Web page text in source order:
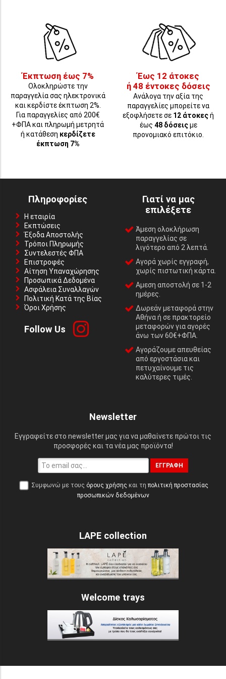
Έκπτωση έως 7%
Ολοκληρώστε την
παραγγελία σας ηλεκτρονικά
και κερδίστε έκπτωση 2%.
Για παραγγελίες από 200€
+ΦΠΑ και πληρωμή μετρητά
ή κατάθεση κερδίζετε
έκπτωση 7%
Έως 12 άτοκες
ή 48 έντοκες δόσεις
Ανάλογα την αξία της
παραγγελίες μπορείτε να
εξοφλήσετε σε 12 άτοκεςή
έως 48 δόσειςμε
προνομιακό επιτόκιο.
Πληροφορίες
Η εταιρία
Εκπτώσεις
Έξοδα Αποστολής
Τρόποι Πληρωμής
Συντελεστές ΦΠΑ
Επιστροφές
Αίτηση Υπαναχώρησης
Προσωπικά Δεδομένα
Ασφάλεια Συναλλαγών
Πολιτική Κατά της Βίας
Όροι Χρήσης
Follow Us
Γιατί να μας
επιλέξετε
Άμεση ολοκλήρωση
παραγγελίας σε
λιγότερο από 2 λεπτά.
Αγορά χωρίς εγγραφή,
χωρίς πιστωτική κάρτα.
Αμεση αποστολή σε 1-2
ημέρες.
Δωρεάν μεταφορά στην
Αθήνα ή σε πρακτορείο
μεταφορών για αγορές
άνω των 60€+ΦΠΑ.
Αγοράζουμε απευθείας
από εργοστάσια και
πετυχαίνουμε τις
καλύτερες τιμές.
Newsletter
Εγγραφείτε στο newsletter μας για να μαθαίνετε πρώτοι τις
προσφορές και τα νέα μας προϊόντα!
ΕΓΓΡΑΦΉ
Συμφωνώ με τους όρους χρήσης και τη πολιτική προστασίας
προσωπικών δεδομένων
LAPE collection
Welcome trays